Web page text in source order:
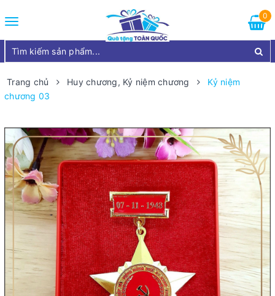
Toggle
0
Trang chủ Huy chương, Kỷ niệm chương
Kỷ niệm
chương 03